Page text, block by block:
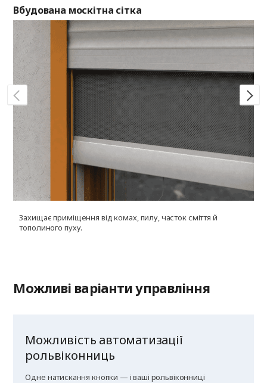
Вбудована москітна сітка
Захищає приміщення від комах, пилу, часток сміття й
тополиного пуху.
Можливі варіанти управління
Можливість автоматизації
рольвіконниць
Одне натискання кнопки — і ваші рольвіконниці